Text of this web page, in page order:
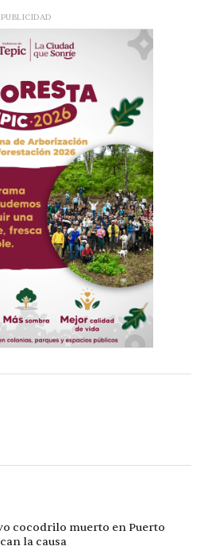
PUBLICIDAD
cocodrilo muerto en Puerto
la causa